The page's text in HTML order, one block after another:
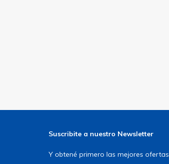
Suscribite a nuestro Newsletter
Y obtené primero las mejores ofertas